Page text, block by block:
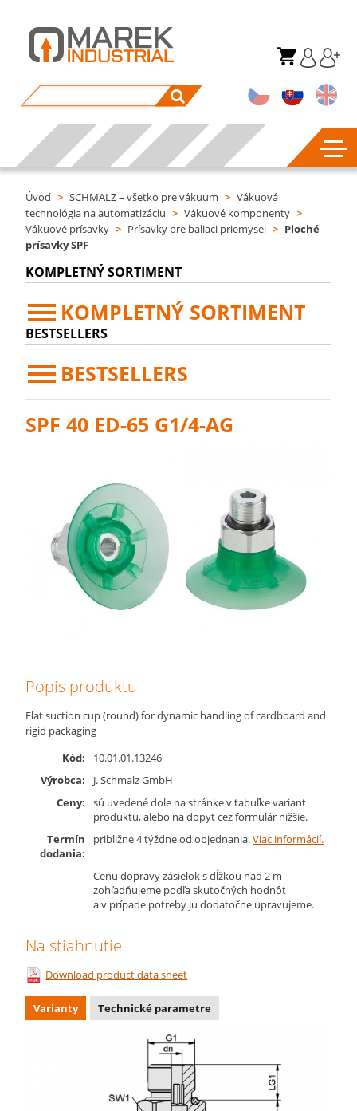
Úvod > SCHMALZ – všetko pre vákuum > Vákuová
technológia na automatizáciu > Vákuové komponenty >
Vákuové prísavky > Prísavky pre baliaci priemysel > Ploché
prísavky SPF
KOMPLETNÝ SORTIMENT
KOMPLETNÝ SORTIMENT
BESTSELLERS
BESTSELLERS
SPF 40 ED-65 G1/4-AG
Popis produktu
Flat suction cup (round) for dynamic handling of cardboard and
rigid packaging
Kód:
10.01.01.13246
Výrobca:
J. Schmalz GmbH
Ceny:
sú uvedené dole na stránke v tabuľke variant
produktu, alebo na dopyt cez formulár nižšie.
Termín
dodania:
približne 4 týždne od objednania.Viac informácií.
Cenu dopravy zásielok s dĺžkou nad 2 m
zohľadňujeme podľa skutočných hodnôt
a v prípade potreby ju dodatočne upravujeme.
Na stiahnutie
Download product data sheet
Varianty Technické parametre